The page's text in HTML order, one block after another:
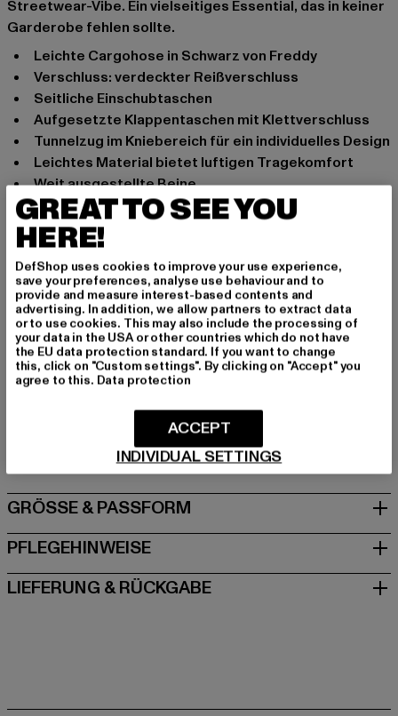
Streetwear-Vibe. Ein vielseitiges Essential, das in keiner
Garderobe fehlen sollte.
Leichte Cargohose in Schwarz von Freddy
Verschluss: verdeckter Reißverschluss
Seitliche Einschubtaschen
Aufgesetzte Klappentaschen mit Klettverschluss
Tunnelzug im Kniebereich für ein individuelles Design
Leichtes Material bietet luftigen Tragekomfort
Weit ausgestellte Beine
Anlass: Street, Alltag, Bequem, Lässig
Verschlussarten: verdeckter Reißverschluss
Schnitt: Baggy
Marke: Freddy
Kat.: Cargo Trousers
Farbe: schwarz
Hersteller Farbe: Black
Materialzusammensetzung: 100% Baumwolle
Art.Nr: BRITNEYF301-10929
Hersteller: SBC Saksa Oy |info@freddywear.de
Vesijärvenkatu 11 A | 15140 Lahti | FI
GRÖSSE & PASSFORM
PFLEGEHINWEISE
LIEFERUNG & RÜCKGABE
GREAT TO SEE YOU
HERE!
DefShop uses cookies to improve your use experience,
save your preferences, analyse use behaviour and to
provide and measure interest-based contents and
advertising. In addition, we allow partners to extract data
or to use cookies. This may also include the processing of
your data in the USA or other countries which do not have
the EU data protection standard. If you want to change
this, click on "Custom settings". By clicking on "Accept" you
agree to this. Data protection
INDIVIDUAL SETTINGS
ACCEPT